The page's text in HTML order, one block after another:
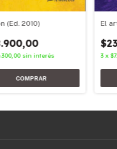
(Ed. 2010)
sin interés
El
3 x